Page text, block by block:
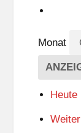
Monat
Heute
Weiter